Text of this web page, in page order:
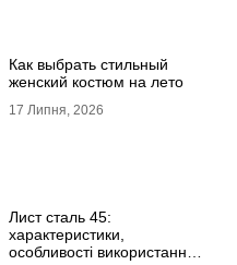
Как выбрать стильный
женский костюм на лето
17 Липня, 2026
Лист сталь 45:
характеристики,
особливості використання